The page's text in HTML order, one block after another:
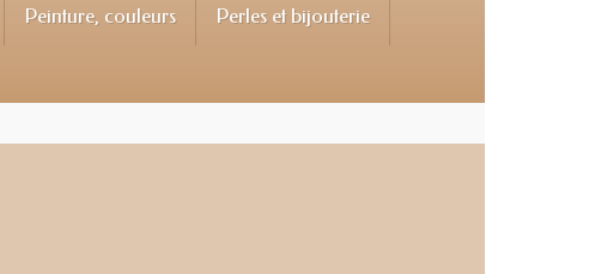
Peinture, couleurs Perles et bijouterie